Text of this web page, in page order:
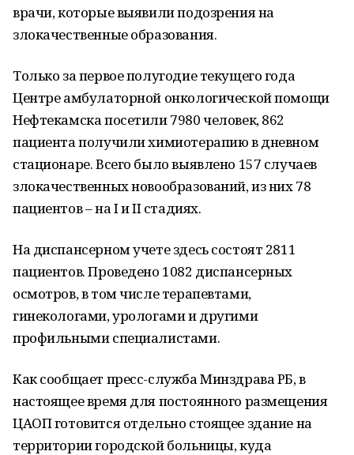
врачи, которые выявили подозрения на
злокачественные образования.
Только за первое полугодие текущего года
Центре амбулаторной онкологической помощи
Нефтекамска посетили 7980 человек, 862
пациента получили химиотерапию в дневном
стационаре. Всего было выявлено 157 случаев
злокачественных новообразований, из них 78
пациентов – на I и II стадиях.
На диспансерном учете здесь состоят 2811
пациентов. Проведено 1082 диспансерных
осмотров, в том числе терапевтами,
гинекологами, урологами и другими
профильными специалистами.
Как сообщает пресс-служба Минздрава РБ, в
настоящее время для постоянного размещения
ЦАОП готовится отдельно стоящее здание на
территории городской больницы, куда